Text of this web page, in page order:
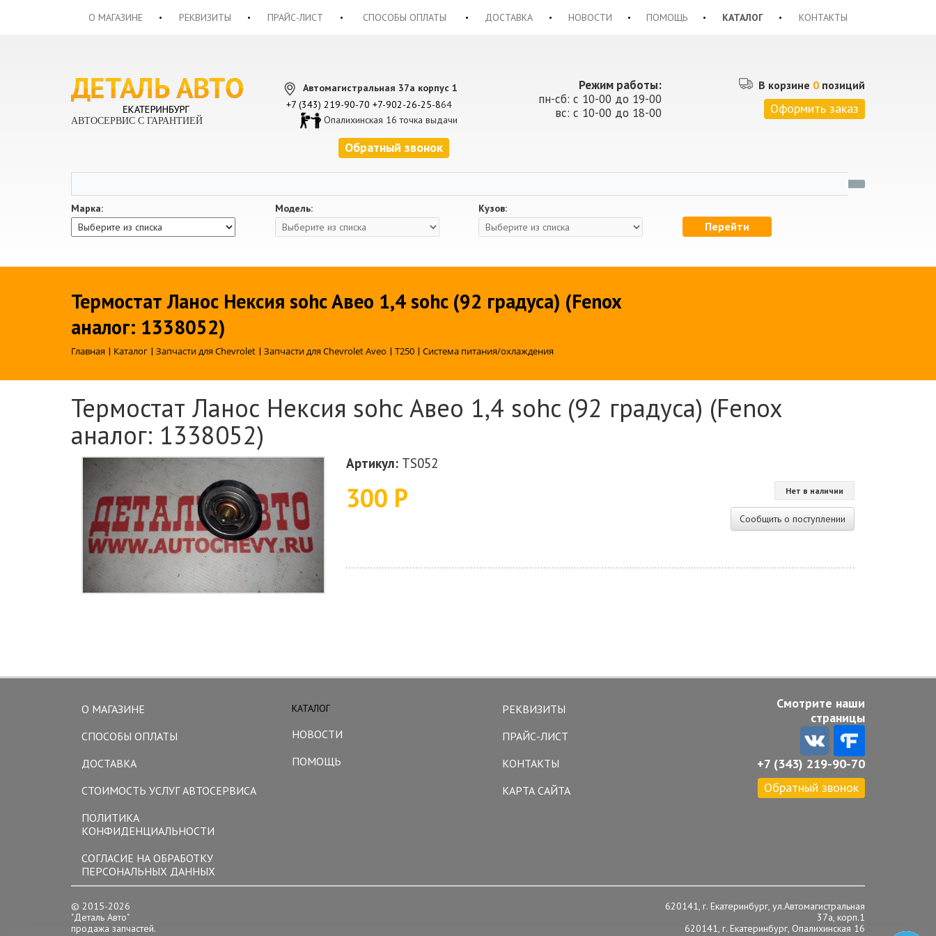
О МАГАЗИНЕ РЕКВИЗИТЫ ПРАЙС-ЛИСТ СПОСОБЫ ОПЛАТЫ ДОСТАВКА НОВОСТИ ПОМОЩЬ КАТАЛОГ КОНТАКТЫ
АВТОСЕРВИС С ГАРАНТИЕЙ
Автомагистральная 37а корпус 1
+7 (343) 219-90-70 +7-902-26-25-864
Опалихинская 16 точка выдачи
Обратный звонок
Режим работы:
пн-сб: с 10-00 до 19-00
вс: с 10-00 до 18-00
В корзине 0 позиций
Оформить заказ
Марка: Модель: Кузов:
Перейти
Термостат Ланос Нексия sohc Авео 1,4 sohc (92 градуса) (Fenox
аналог: 1338052)
Главная | Каталог | Запчасти для Chevrolet | Запчасти для Chevrolet Aveo | T250 | Система питания/охлаждения
Термостат Ланос Нексия sohc Авео 1,4 sohc (92 градуса) (Fenox
аналог: 1338052)
Артикул: TS052
300 Р Нет в наличии
Сообщить о поступлении
О МАГАЗИНЕ
СПОСОБЫ ОПЛАТЫ
ДОСТАВКА
СТОИМОСТЬ УСЛУГ АВТОСЕРВИСА
КАТАЛОГ
НОВОСТИ
ПОМОЩЬ
РЕКВИЗИТЫ
ПРАЙС-ЛИСТ
КОНТАКТЫ
КАРТА САЙТА
ПОЛИТИКА
КОНФИДЕНЦИАЛЬНОСТИ
СОГЛАСИЕ НА ОБРАБОТКУ
ПЕРСОНАЛЬНЫХ ДАННЫХ
Смотрите наши
страницы
+7 (343) 219-90-70
Обратный звонок
© 2015-2026
"Деталь Авто"
продажа запчастей.
620141, г. Екатеринбург, ул.Автомагистральная
37а, корп.1
620141, г. Екатеринбург, Опалихинская 16